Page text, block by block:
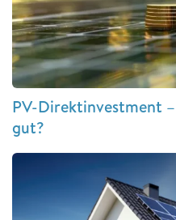
PV-Direktinvestment
gut?